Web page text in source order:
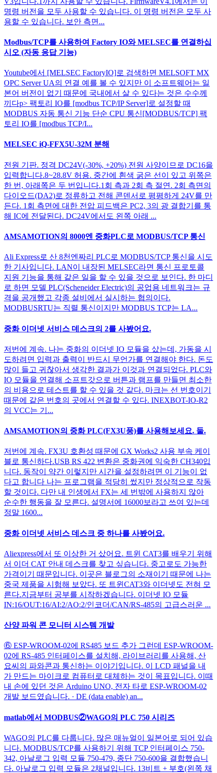
명령 버전을 모두 사용할 수 있습니다. 이 명령 버전은 모두 사
용할 수 있습니다. 보안 측면...
Modbus/TCP를 사용하여 Factory IO와 MELSEC를 연결하십
시오 (자동 응답 기능)
Youtube에서 [MELSEC FactoryIO]로 검색하면 MELSOFT MX
OPC Server UA의 연결 예를 볼 수 있지만 이 소프트웨어는 일
본어 버전이 없기 때문에 국내에서 살 수 있다는 것은 수수께
끼다p> 팩토리 IO를 [modbus TCP/IP Server]로 설정할 때
MODBUS 자동 통신 기능 단순 CPU 통신[MODBUS/TCP] 팩
토리 IO를 [modbus TCP/I...
MELSEC iQ-FFX5U-32M 분해
전원 기판. 정격 DC24V(-30%, +20%) 전원 사양이므로 DC16을
입력합니다.8~28.8V 허용. 중간에 흰색 굵은 선이 있고 위쪽은
한 번, 아래쪽은 두 번입니다.1회 측과 2회 측 절연. 2회 측면의
다이오드(DA2)로 정류하고 전해 콘덴서로 평평하게 24V를 만
든다. 1회 측면에 대한 전압 피드백은 PC2, 3의 광 결합기를 통
해 IC에 전달된다. DC24V에서도 왼쪽 아래 ...
AMSAMOTION의 8000엔 중화PLC로 MODBUS/TCP 통신
Ali Express로 산 8천엔짜리 PLC로 MODBUS/TCP 통신을 시도
한 기사입니다. LAN이 내장된 MELSEC라면 통신 프로토콜
지원 기능을 통해 같은 일을 할 수 있을 것으로 보인다. 한 마디
로 하면 모델 PLC(Scheneider Electric)의 공업용 네트워크는 규
격을 공개했고 각종 설비에서 실시하는 협의이다.
MODBUSRTU는 직렬 통신이지만 MODBUS TCP는 LA...
중화 이더넷 서비스 데스크의 2를 사봤어요.
저번에 계속. 나는 중화의 이더넷 IO 모듈을 샀는데, 가동을 시
도하려면 입력과 출력이 반드시 무언가를 연결해야 한다. 돈도
많이 들고 귀찮아서 생각한 결과가 이것과 연결되었다. PLC와
IO 모듈을 연결해 소프트갓으로 버튼과 램프를 만들면 최소한
의 비용으로 테스트를 할 수 있을 것 같다. 마크는 선 번호이기
때문에 같은 번호의 곳에서 연결할 수 있다. INEXBOT-IO-R2
의 VCC는 기...
AMSAMOTION의 중화 PLC(FX3U풍)를 사용해보세요. 둘.
저번에 계속. FX3U 호환성 때문에 GX Works2 사용 부속 케이
블로 통신하다.USB RS 422 변환은 중화권에 익숙한 CH340입
니다. 동작이 약간 이렇지만 시간을 설정하려면 이 기능이 없
다고 합니다 나는 프로그램을 적당히 썼지만 정상적으로 작동
할 것이다. 다만 내 인생에서 FX는 세 번밖에 사용하지 않아
순수한 행동을 잘 모른다. 설명서에 16000보라고 쓰여 있는데
정말 1600...
중화 이더넷 서비스 데스크 중 하나를 사봤어요.
Aliexpress에서 또 이상한 거 샀어요. 트윈 CAT3를 배우기 위해
서 이더 CAT 안내 데스크를 찾고 싶습니다. 중고로도 가능한
가격이기 때문입니다. 이곳은 블로그의 소재이기 때문에 나는
중국 제품을 시험해 보았다. 또 트윈CAT3와 이더넷도 전혀 모
른다.지금부터 공부를 시작하겠습니다. 이더넷 IO 모듈
IN:16/OUT:16/AI:2/AO:2/인코더/CAN/RS-485의 고급스러운 ...
산양 파워 콘 모니터 시스템 개발
⑥ ESP-WROOM-02에 RS485 보드 추가 그런데 ESP-WROOM-
02에 RS-485 인터페이스를 설치해, 라이브러리를 사용해, 산
요씨의 파와콘과 통신하는 이야기입니다. 이 LCD 패널을 내
가 만드는 마이크로 컴퓨터로 대체하는 것이 목표입니다. 이때
내 손에 있던 것은 Arduino UNO, 전자 타로 ESP-WROOM-02
개발 보드였습니다. · DE (data enable) an...
matlab에서 MODBUS②WAGO의 PLC 750 시리즈
WAGO의 PLC를 다룹니다. 많은 매뉴얼이 일본어로 되어 있습
니다. MODBUS/TCP를 사용하기 위해 TCP 인터페이스 750-
342, 아날로그 입력 모듈 750-479, 종단 750-600을 결합했습니
다. 아날로그 입력 모듈은 2채널입니다. 13비트 + 부호(왼쪽 채